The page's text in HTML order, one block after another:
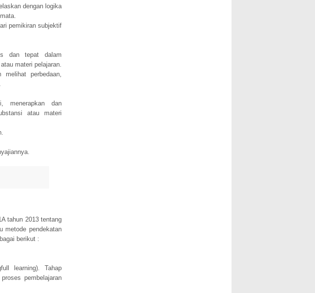
dengan logika
pemikiran subjektif
dan tepat dalam
materi pelajaran.
perbedaan,
menerapkan dan
atau materi
tahun 2013 tentang
metode pendekatan
berikut :
learning). Tahap
pembelajaran